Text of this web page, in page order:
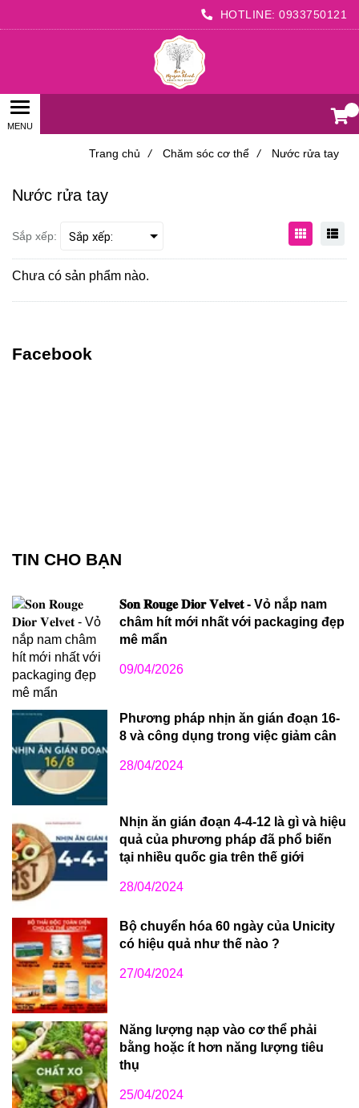
HOTLINE: 0933750121
Trang chủ / Chăm sóc cơ thể / Nước rửa tay
Nước rửa tay
Sắp xếp:
Chưa có sản phẩm nào.
Facebook
TIN CHO BẠN
𝐒𝐨𝐧 𝐑𝐨𝐮𝐠𝐞 𝐃𝐢𝐨𝐫 𝐕𝐞𝐥𝐯𝐞𝐭 - Vỏ nắp nam
châm hít mới nhất với packaging đẹp
mê mẩn
09/04/2026
Phương pháp nhịn ăn gián đoạn 16-
8 và công dụng trong việc giảm cân
28/04/2024
Nhịn ăn gián đoạn 4-4-12 là gì và hiệu
quả của phương pháp đã phổ biến
tại nhiều quốc gia trên thế giới
28/04/2024
Bộ chuyển hóa 60 ngày của Unicity
có hiệu quả như thế nào ?
27/04/2024
Năng lượng nạp vào cơ thể phải
bằng hoặc ít hơn năng lượng tiêu
thụ
25/04/2024